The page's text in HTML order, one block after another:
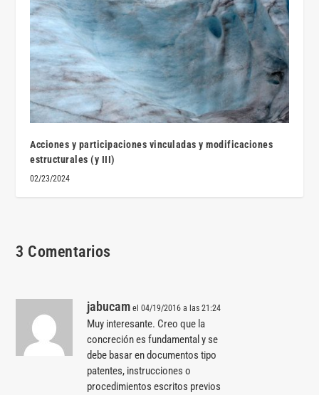
Acciones y participaciones vinculadas y modificaciones
estructurales (y III)
02/23/2024
3 Comentarios
jabucam el 04/19/2016 a las 21:24
Muy interesante. Creo que la
concreción es fundamental y se
debe basar en documentos tipo
patentes, instrucciones o
procedimientos escritos previos